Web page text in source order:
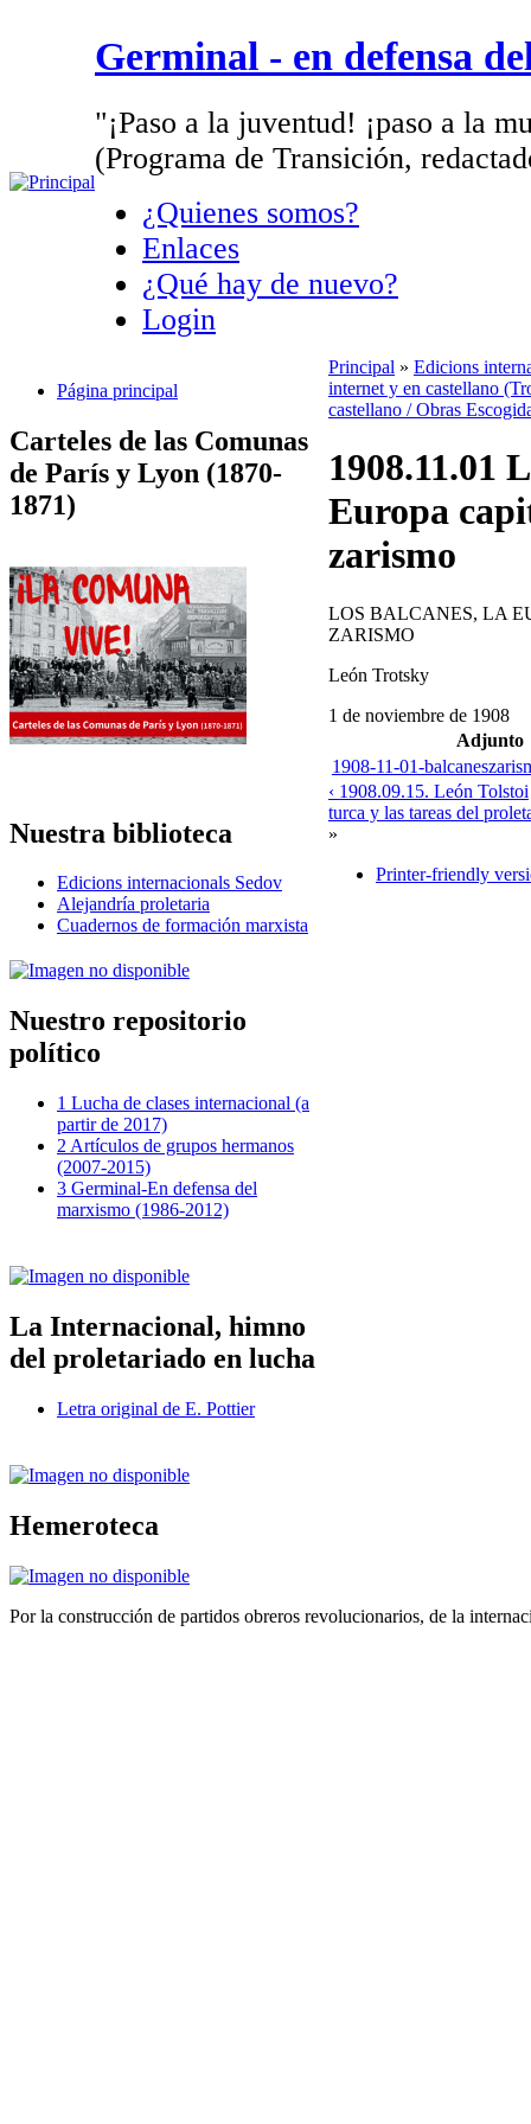
Germinal - en defensa
"¡Paso a la juventud! ¡paso a la
(Programa de Transición,
¿Quienes somos?
Enlaces
¿Qué hay de nuevo?
Login
Página principal
Carteles de las Comunas
de París y Lyon (1870-
1871)
Nuestra biblioteca
Edicions internacionals Sedov
Alejandría proletaria
Cuadernos de formación marxista
Nuestro repositorio
político
1 Lucha de clases internacional (a
partir de 2017)
2 Artículos de grupos hermanos
(2007-2015)
3 Germinal-En defensa del
marxismo (1986-2012)
La Internacional, himno
del proletariado en lucha
Letra original de E. Pottier
Hemeroteca
Principal » Edicions
internet y en castellano
castellano / Obras
1908.11.01
Europa
zarismo
LOS BALCANES, LA
ZARISMO
León Trotsky
1 de noviembre de 1908
Adjunto
1908-11-01-
‹ 1908.09.15. León Tolstoi
turca y las tareas del
»
Printer-friendly
Por la construcción de partidos obreros revolucionarios, de la